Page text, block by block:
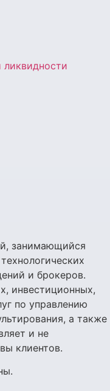
занимающийся
и брокеров.
инвестиционных,
по управлению
а также
и не
клиентов.